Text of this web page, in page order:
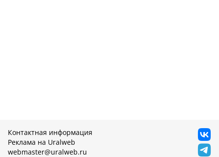
Контактная информация
Реклама на Uralweb
webmaster@uralweb.ru